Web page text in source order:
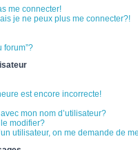
me connecter!
je ne peux plus me connecter?!
forum”?
est encore incorrecte!
mon nom d’utilisateur?
modifier?
utilisateur, on me demande de